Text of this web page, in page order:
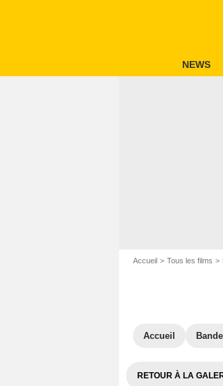
NEWS
Accueil Tous les films
Accueil
RETOUR À LA